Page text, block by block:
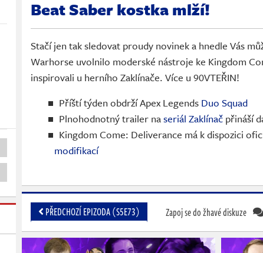
Beat Saber kostka mlží!
Stačí jen tak sledovat proudy novinek a hnedle Vás
Warhorse uvolnilo moderské nástroje ke Kingdom
inspirovali u herního Zaklínače. Více u 90VTEŘIN!
Příští týden obdrží Apex Legends Duo Squad
Plnohodnotný trailer naseriál Zaklínač přináší
Kingdom Come: Deliverance má k dispozici
modifikací
PŘEDCHOZÍ EPIZODA (S5E73) Zapoj se do žhavé diskuze